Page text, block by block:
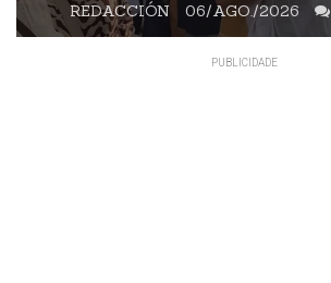
REDACCIÓN 06/AGO./2026
A veciñanza mantñen a
concentración prevista